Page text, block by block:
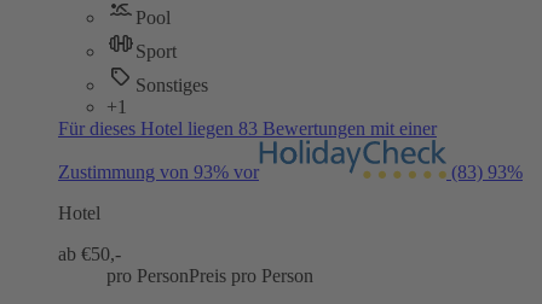
Pool
Sport
Sonstiges
+1
Für dieses Hotel liegen 83 Bewertungen mit einer
Zustimmung von 93% vor (83) 93%
Hotel
ab €50,-
pro PersonPreis pro Person